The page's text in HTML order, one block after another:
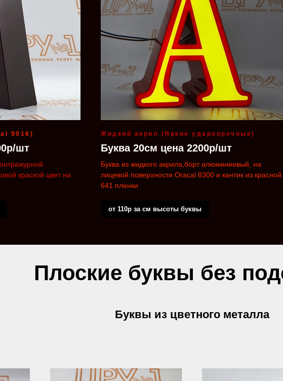
9016)
шт
краской цвет на
Жидкий акрил (Яркие ударопрочные)
Буква 20см цена 2200р/шт
Буква из жидкого акрила,борт алюминиевый, на
лицевой поверхности Oracal 8300 и кантик из красной
641 пленки
от 110р за см высоты буквы
Плоские буквы без
Буквы из цветного металла